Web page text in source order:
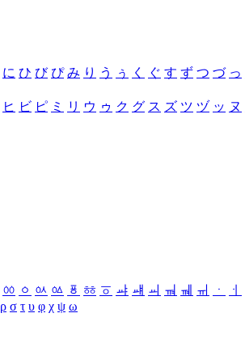
に ひ び ぴ み り う ぅ く ぐ す ず つ づ っ
ヒ ビ ピ ミ リ ウ ゥ ク グ ス ズ ツ ヅ ッ ヌ
ㆀ ㆁ ㆂ ㆃ ㆄ ㆅ ㆆ ㆇ ㆈ ㆉ ㆊ ㆋ ㆌ ㆍ
ㆎ
ρ σ τ υ φ χ ψ ω